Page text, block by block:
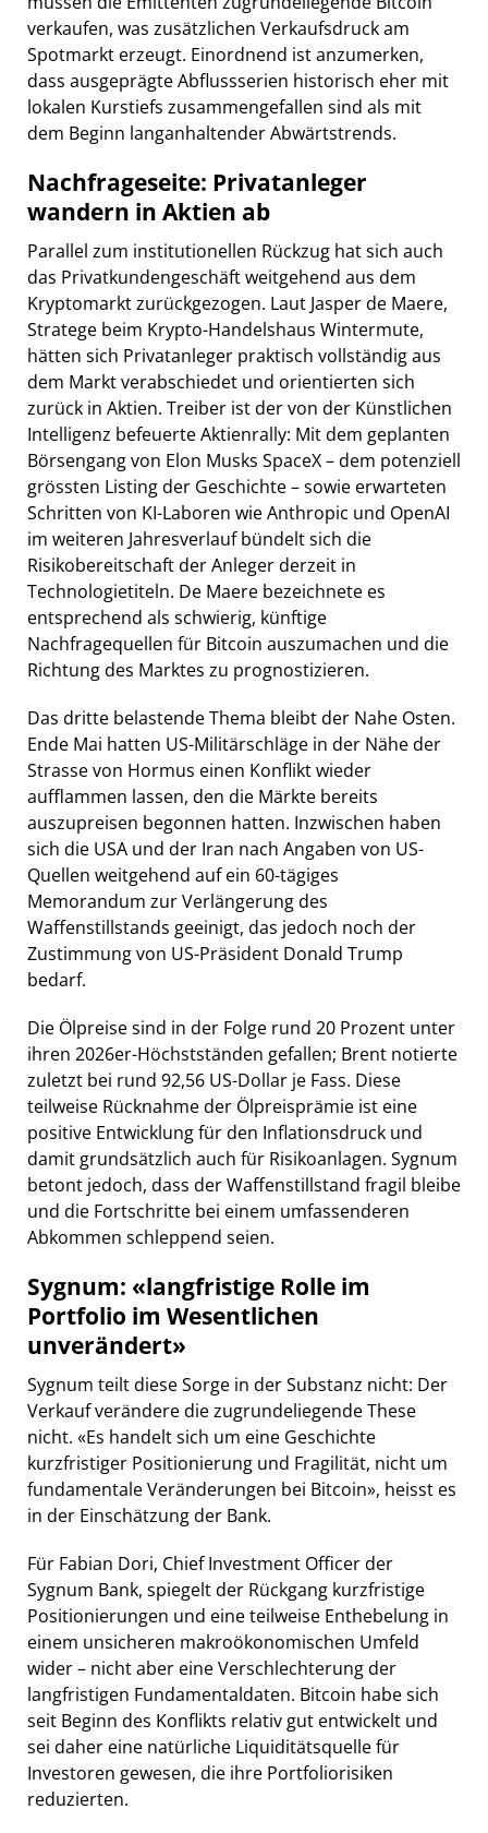
verkaufen, was zusätzlichen Verkaufsdruck am
Spotmarkt erzeugt. Einordnend ist anzumerken,
dass ausgeprägte Abflussserien historisch eher mit
lokalen Kurstiefs zusammengefallen sind als mit
dem Beginn langanhaltender Abwärtstrends.
Nachfrageseite: Privatanleger
wandern in Aktien ab
Parallel zum institutionellen Rückzug hat sich auch
das Privatkundengeschäft weitgehend aus dem
Kryptomarkt zurückgezogen. Laut Jasper de Maere,
Stratege beim Krypto-Handelshaus Wintermute,
hätten sich Privatanleger praktisch vollständig aus
dem Markt verabschiedet und orientierten sich
zurück in Aktien. Treiber ist der von der Künstlichen
Intelligenz befeuerte Aktienrally: Mit dem geplanten
Börsengang von Elon Musks SpaceX – dem potenziell
grössten Listing der Geschichte – sowie erwarteten
Schritten von KI-Laboren wie Anthropic und OpenAI
im weiteren Jahresverlauf bündelt sich die
Risikobereitschaft der Anleger derzeit in
Technologietiteln. De Maere bezeichnete es
entsprechend als schwierig, künftige
Nachfragequellen für Bitcoin auszumachen und die
Richtung des Marktes zu prognostizieren.
Das dritte belastende Thema bleibt der Nahe Osten.
Ende Mai hatten US-Militärschläge in der Nähe der
Strasse von Hormus einen Konflikt wieder
aufflammen lassen, den die Märkte bereits
auszupreisen begonnen hatten. Inzwischen haben
sich die USA und der Iran nach Angaben von US-
Quellen weitgehend auf ein 60-tägiges
Memorandum zur Verlängerung des
Waffenstillstands geeinigt, das jedoch noch der
Zustimmung von US-Präsident Donald Trump
bedarf.
Die Ölpreise sind in der Folge rund 20 Prozent unter
ihren 2026er-Höchstständen gefallen; Brent notierte
zuletzt bei rund 92,56 US-Dollar je Fass. Diese
teilweise Rücknahme der Ölpreisprämie ist eine
positive Entwicklung für den Inflationsdruck und
damit grundsätzlich auch für Risikoanlagen. Sygnum
betont jedoch, dass der Waffenstillstand fragil bleibe
und die Fortschritte bei einem umfassenderen
Abkommen schleppend seien.
Sygnum: «langfristige Rolle im
Portfolio im Wesentlichen
unverändert»
Sygnum teilt diese Sorge in der Substanz nicht: Der
Verkauf verändere die zugrundeliegende These
nicht. «Es handelt sich um eine Geschichte
kurzfristiger Positionierung und Fragilität, nicht um
fundamentale Veränderungen bei Bitcoin», heisst es
in der Einschätzung der Bank.
Für Fabian Dori, Chief Investment Officer der
Sygnum Bank, spiegelt der Rückgang kurzfristige
Positionierungen und eine teilweise Enthebelung in
einem unsicheren makroökonomischen Umfeld
wider – nicht aber eine Verschlechterung der
langfristigen Fundamentaldaten. Bitcoin habe sich
seit Beginn des Konflikts relativ gut entwickelt und
sei daher eine natürliche Liquiditätsquelle für
Investoren gewesen, die ihre Portfoliorisiken
reduzierten.